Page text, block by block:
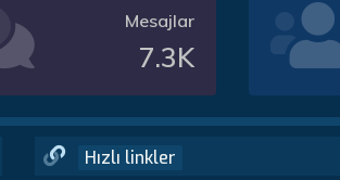
Mesajlar
7.3K
Hızlı linkler